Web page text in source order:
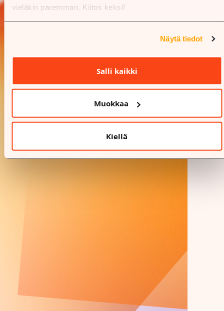
vieläkin paremman. Kiitos keksi!
Näytä tiedot
Salli kaikki
Muokkaa
Kiellä